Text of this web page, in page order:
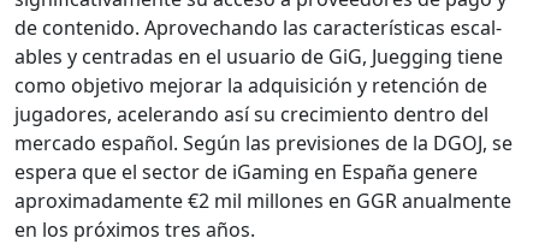
de con­tenido. Aprovechan­do las car­ac­terís­ti­cas escal­
ables y cen­tradas en el usuario de GiG, Jueg­ging tiene
como obje­ti­vo mejo­rar la adquisi­ción y reten­ción de
jugadores, aceleran­do así su crec­imien­to den­tro del
mer­ca­do español. Según las pre­vi­siones de la DGOJ, se
espera que el sec­tor de iGam­ing en España genere
aprox­i­mada­mente €2 mil mil­lones en GGR anual­mente
en los próx­i­mos tres años.